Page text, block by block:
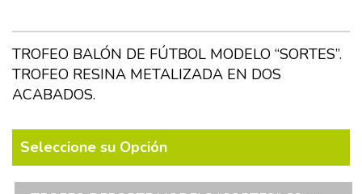
TROFEO BALÓN DE FÚTBOL MODELO “SORTES”.
TROFEO RESINA METALIZADA EN DOS
ACABADOS.
Seleccione su Opción